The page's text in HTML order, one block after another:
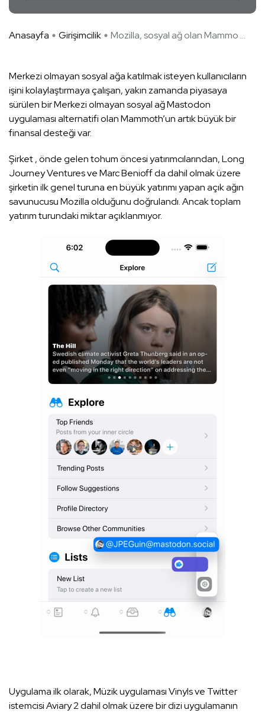
Anasayfa Girişimcilik Mozilla, sosyal ağ olan Mammo ...
Merkezi olmayan sosyal ağa katılmak isteyen kullanıcıların
işini kolaylaştırmaya çalışan, yakın zamanda piyasaya
sürülen bir Merkezi olmayan sosyal ağ Mastodon
uygulaması alternatifi olan Mammoth’un artık büyük bir
finansal desteği var.
Şirket , önde gelen tohum öncesi yatırımcılarından, Long
Journey Ventures ve Marc Benioff da dahil olmak üzere
şirketin ilk genel turuna en büyük yatırımı yapan açık ağın
savunucusu Mozilla olduğunu doğrulandı. Ancak toplam
yatırım turundaki miktar açıklanmıyor.
Uygulama ilk olarak, Müzik uygulaması Vinyls ve Twitter
istemcisi Aviary 2 dahil olmak üzere bir dizi uygulamanın